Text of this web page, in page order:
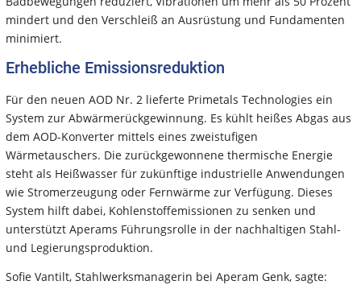
mindert und den Verschleiß an Ausrüstung und Fundamenten
minimiert.
Erhebliche Emissionsreduktion
Für den neuen AOD Nr. 2 lieferte Primetals Technologies ein
System zur Abwärmerückgewinnung. Es kühlt heißes Abgas aus
dem AOD-Konverter mittels eines zweistufigen
Wärmetauschers. Die zurückgewonnene thermische Energie
steht als Heißwasser für zukünftige industrielle Anwendungen
wie Stromerzeugung oder Fernwärme zur Verfügung. Dieses
System hilft dabei, Kohlenstoffemissionen zu senken und
unterstützt Aperams Führungsrolle in der nachhaltigen Stahl-
und Legierungsproduktion.
Sofie Vantilt, Stahlwerksmanagerin bei Aperam Genk, sagte: